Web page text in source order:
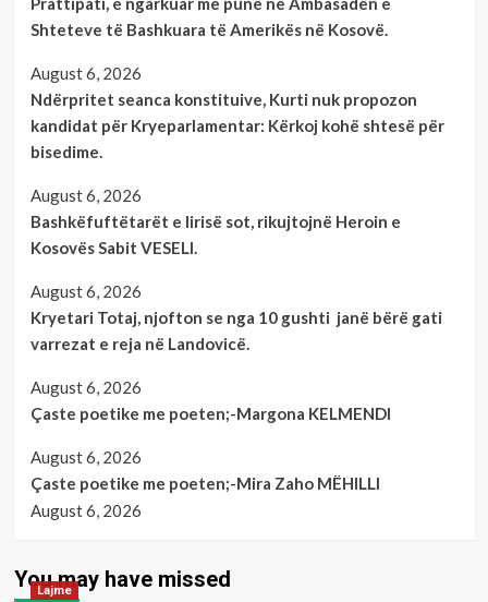
Shteteve të Bashkuara të Amerikës në Kosovë.
August 6, 2026
Ndërpritet seanca konstituive, Kurti nuk propozon
kandidat për Kryeparlamentar: Kërkoj kohë shtesë për
bisedime.
August 6, 2026
Bashkëfuftëtarët e lirisë sot, rikujtojnë Heroin e
Kosovës Sabit VESELI.
August 6, 2026
Kryetari Totaj, njofton se nga 10 gushti janë bërë gati
varrezat e reja në Landovicë.
August 6, 2026
Çaste poetike me poeten;-Margona KELMENDI
August 6, 2026
Çaste poetike me poeten;-Mira Zaho MËHILLI
August 6, 2026
You may have missed
Lajme